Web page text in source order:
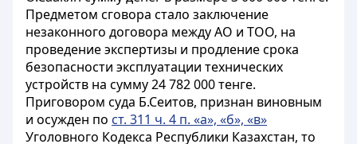
Предметом сговора стало заключение
незаконного договора между АО и ТОО, на
проведение экспертизы и продление срока
безопасности эксплуатации технических
устройств на сумму 24 782 000 тенге.
Приговором суда Б.Сеитов, признан виновным
и осужден по ст. 311 ч. 4 п. «а», «б», «в»
Уголовного Кодекса Республики Казахстан, то